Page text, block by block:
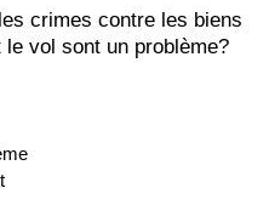
crimes contre les biens
vol sont un problème?